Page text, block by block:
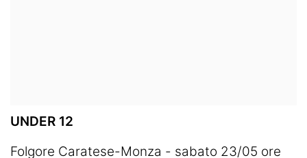
UNDER 12
Folgore Caratese-Monza - sabato 23/05 ore